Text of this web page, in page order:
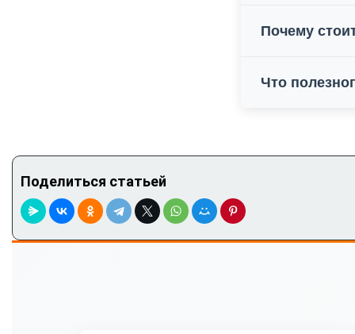
Почему
Что
Поделиться статьей